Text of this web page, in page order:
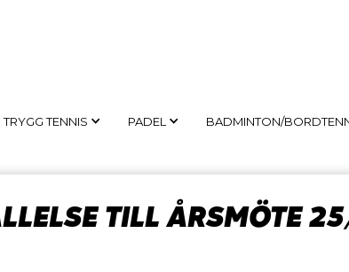
TRYGG TENNIS PADEL BADMINTON/
TILL ÅRSMÖTE